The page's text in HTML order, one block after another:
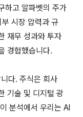
하고 알파벳의 주가
시장 압력과 규
재무 성과와 투자
경험했습니다.
다. 주식은 회사
기술 및 디지털 광
분석에서 우리는 Al